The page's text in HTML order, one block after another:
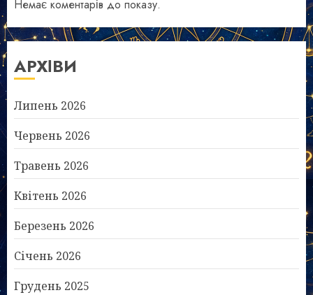
Немає коментарів до показу.
АРХІВИ
Липень 2026
Червень 2026
Травень 2026
Квітень 2026
Березень 2026
Січень 2026
Грудень 2025